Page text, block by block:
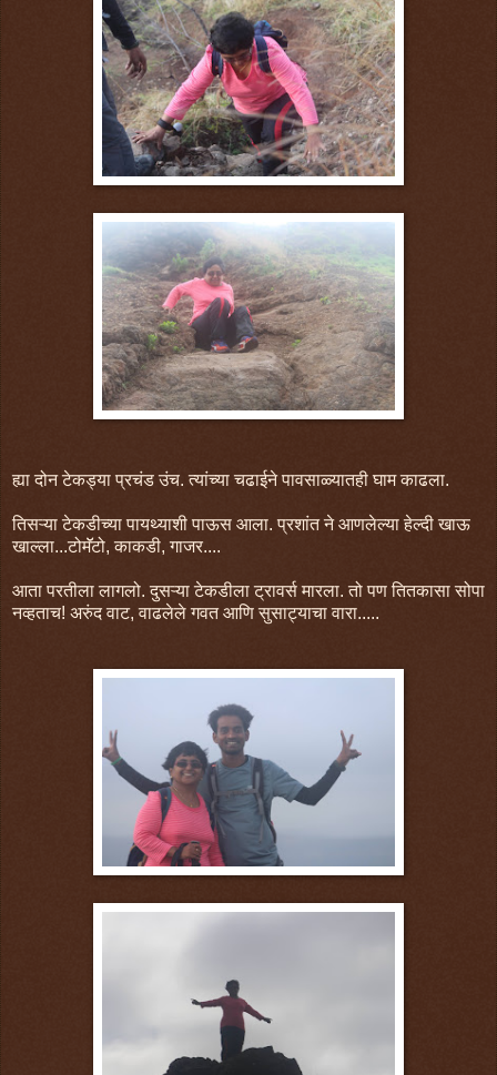
ह्या दोन टेकड्या प्रचंड उंच. त्यांच्या चढाईने पावसाळ्यातही घाम काढला.
तिसऱ्या टेकडीच्या पायथ्याशी पाऊस आला. प्रशांत ने आणलेल्या हेल्दी खाऊ
खाल्ला...टोमॅॅटो, काकडी, गाजर....
आता परतीला लागलो. दुसऱ्या टेकडीला ट्रावर्स मारला. तो पण तितकासा सोपा
नव्हताच! अरुंद वाट, वाढलेले गवत आणि सुसाट्याचा वारा.....